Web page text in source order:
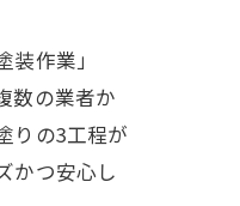
作業」
数の業者か
りの3工程が
かつ安心し